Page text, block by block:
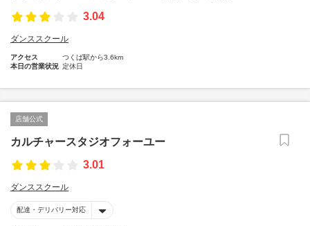
3.04
ダンススクール
アクセス
つくば駅から3.6km
本日の営業状況 定休日
店舗公式
カルチャースタジオフォーユー
3.01
ダンススクール
配達・デリバリー対応